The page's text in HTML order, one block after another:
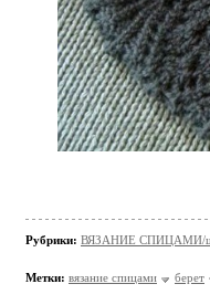
Рубрики: ВЯЗАНИЕ СПИЦАМИ/
Метки: вязание спицами берет